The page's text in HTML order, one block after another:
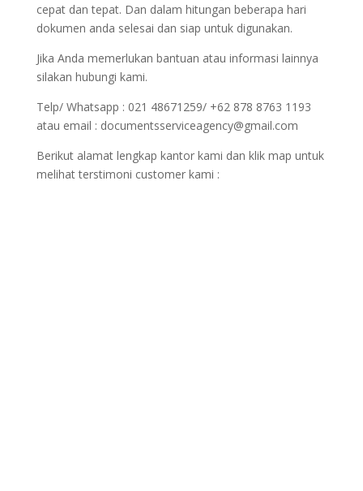
cepat dan tepat. Dan dalam hitungan beberapa hari
dokumen anda selesai dan siap untuk digunakan.
Jika Anda memerlukan bantuan atau informasi lainnya
silakan hubungi kami.
Telp/ Whatsapp : 021 48671259/ +62 878 8763 1193
atau email : documentsserviceagency@gmail.com
Berikut alamat lengkap kantor kami dan klik map untuk
melihat terstimoni customer kami :